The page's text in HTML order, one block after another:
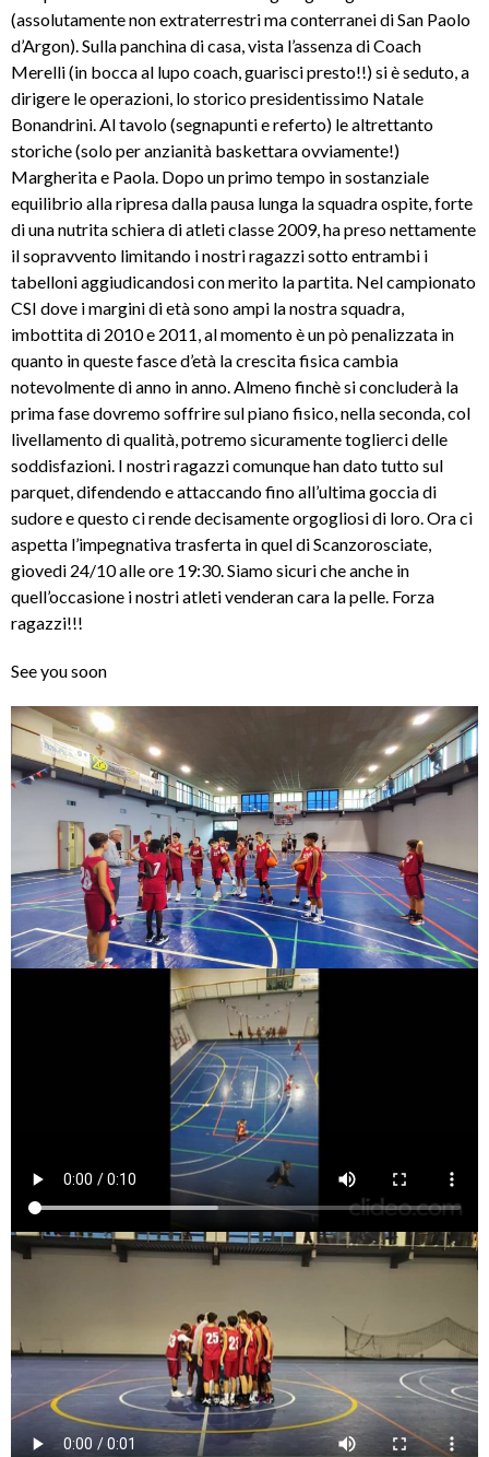
(assolutamente non extraterrestri ma conterranei di San Paolo
d’Argon). Sulla panchina di casa, vista l’assenza di Coach
Merelli (in bocca al lupo coach, guarisci presto!!) si è seduto, a
dirigere le operazioni, lo storico presidentissimo Natale
Bonandrini. Al tavolo (segnapunti e referto) le altrettanto
storiche (solo per anzianità baskettara ovviamente!)
Margherita e Paola. Dopo un primo tempo in sostanziale
equilibrio alla ripresa dalla pausa lunga la squadra ospite, forte
di una nutrita schiera di atleti classe 2009, ha preso nettamente
il sopravvento limitando i nostri ragazzi sotto entrambi i
tabelloni aggiudicandosi con merito la partita. Nel campionato
CSI dove i margini di età sono ampi la nostra squadra,
imbottita di 2010 e 2011, al momento è un pò penalizzata in
quanto in queste fasce d’età la crescita fisica cambia
notevolmente di anno in anno. Almeno finchè si concluderà la
prima fase dovremo soffrire sul piano fisico, nella seconda, col
livellamento di qualità, potremo sicuramente toglierci delle
soddisfazioni. I nostri ragazzi comunque han dato tutto sul
parquet, difendendo e attaccando fino all’ultima goccia di
sudore e questo ci rende decisamente orgogliosi di loro. Ora ci
aspetta l’impegnativa trasferta in quel di Scanzorosciate,
giovedi 24/10 alle ore 19:30. Siamo sicuri che anche in
quell’occasione i nostri atleti venderan cara la pelle. Forza
ragazzi!!!
See you soon